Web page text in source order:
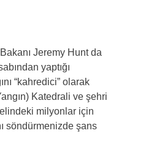
Jeremy Hunt da
yaptığı
“kahredici” olarak
Katedrali ve şehri
milyonlar için
söndürmenizde şans